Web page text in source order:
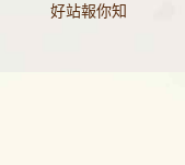
好站報你知